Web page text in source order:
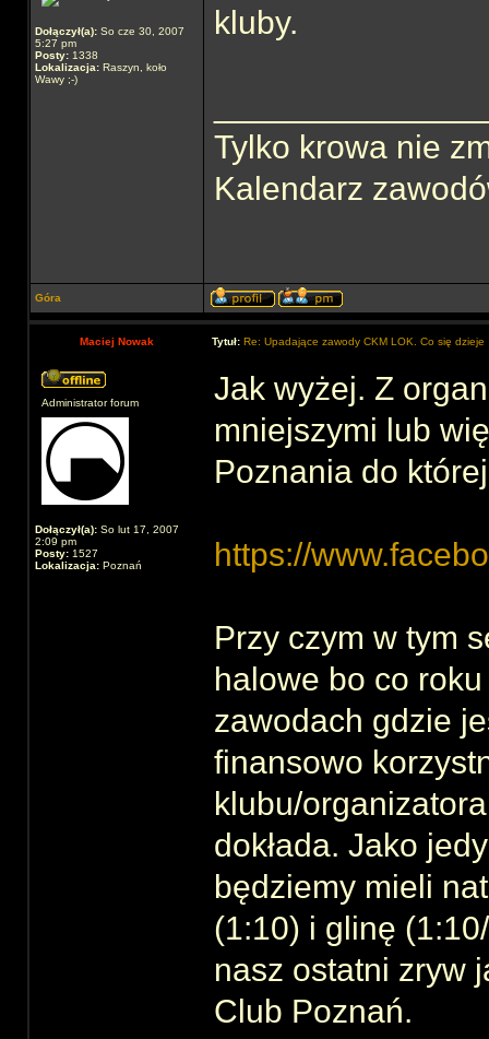
Dołączył(a): So cze 30, 2007
5:27 pm
Posty: 1338
Lokalizacja: Raszyn, koło
Wawy ;-)
kluby.
Tylko krowa nie
Kalendarz
Góra
Maciej Nowak Tytuł: Re: Upadające zawody CKM LOK. Co się dzieje
Administrator forum
Dołączył(a): So lut 17, 2007
2:09 pm
Posty: 1527
Lokalizacja: Poznań
Jak wyżej. Z
mniejszymi lub
Poznania do
https://
Przy czym w tym
halowe bo co
zawodach gdzie
finansowo
klubu/
dokłada. Jako
będziemy mieli
(1:10) i glinę
nasz ostatni zryw
Club Poznań.